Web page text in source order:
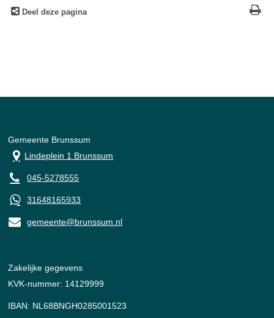
Deel deze pagina
Gemeente Brunssum
Lindeplein 1 Brunssum
045-5278555
31648165933
gemeente@brunssum.nl
Zakelijke gegevens
KVK-nummer: 14129999
IBAN: NL68BNGH0285001523